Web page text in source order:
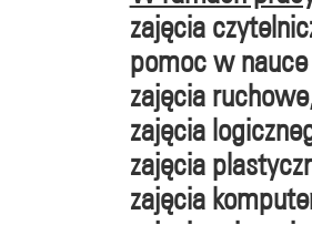
zajęcia
pomoc w
zajęcia
zajęcia
zajęcia
zajęcia